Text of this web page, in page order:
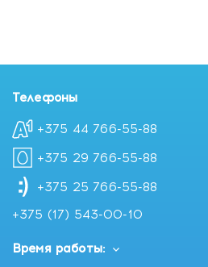
Телефоны
+375 44 766-55-88
+375 29 766-55-88
+375 25 766-55-88
+375 (17) 543-00-10
Время работы: